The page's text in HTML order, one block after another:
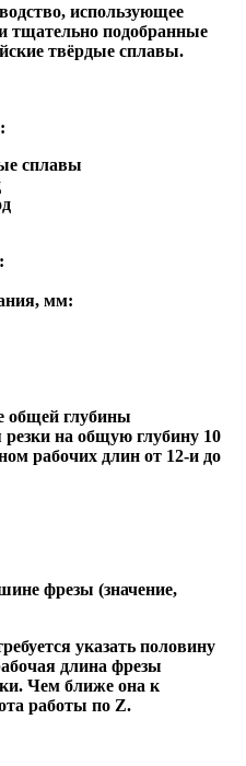
использующее
тщательно подобранные
твёрдые сплавы.
сплавы
мм:
общей глубины
на общую глубину 10
рабочих длин от 12-и до
фрезы (значение,
указать половину
длина фрезы
Чем ближе она к
работы по Z.